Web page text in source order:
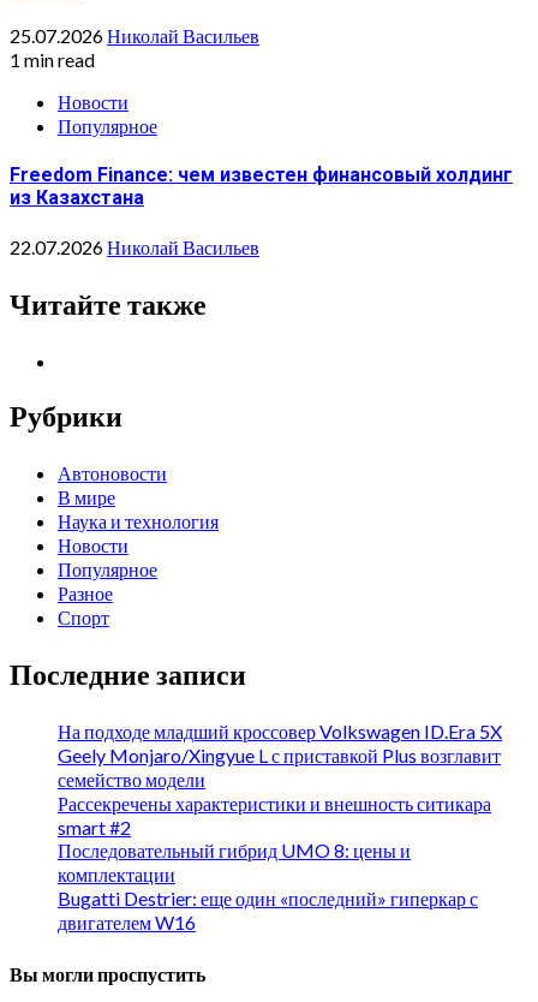
25.07.2026Николай Васильев
1 min read
Новости
Популярное
Freedom Finance: чем известен финансовый холдинг
из Казахстана
22.07.2026Николай Васильев
Читайте также
Рубрики
Автоновости
В мире
Наука и технология
Новости
Популярное
Разное
Спорт
Последние записи
На подходе младший кроссовер Volkswagen ID.Era 5X
Geely Monjaro/Xingyue L с приставкой Plus возглавит
семейство модели
Рассекречены характеристики и внешность ситикара
smart #2
Последовательный гибрид UMO 8: цены и
комплектации
Bugatti Destrier: еще один «последний» гиперкар с
двигателем W16
Вы могли проспустить